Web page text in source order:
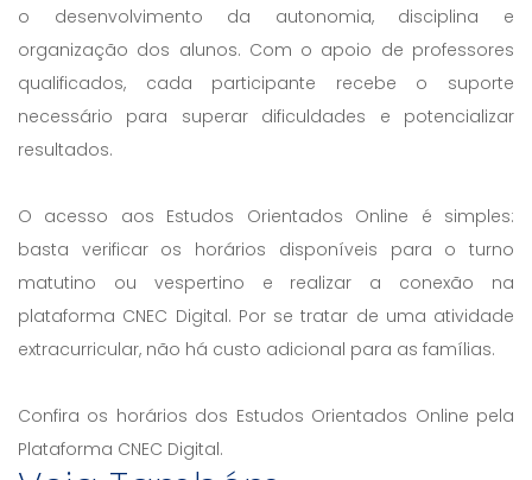
o desenvolvimento da autonomia, disciplina e
organização dos alunos. Com o apoio de professores
qualificados, cada participante recebe o suporte
necessário para superar dificuldades e potencializar
resultados.
O acesso aos Estudos Orientados Online é simples:
basta verificar os horários disponíveis para o turno
matutino ou vespertino e realizar a conexão na
plataforma CNEC Digital. Por se tratar de uma atividade
extracurricular, não há custo adicional para as famílias.
Confira os horários dos Estudos Orientados Online pela
Plataforma CNEC Digital.